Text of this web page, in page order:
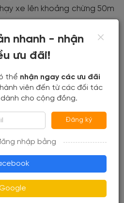
xe lên khoảng chừng 50m
sẽ gặp một ngã ba và rẽ
bảng hiệu hướng dẫn rẽ vào
nhanh - nhận
ưu đãi!
thể nhận ngay các ưu đãi
viên đến từ các đối tác
cho cộng đồng.
Đăng ký
nhập bằng